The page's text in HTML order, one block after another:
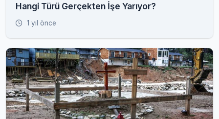
Hangi Türü Gerçekten İşe Yarıyor?
1 yıl önce